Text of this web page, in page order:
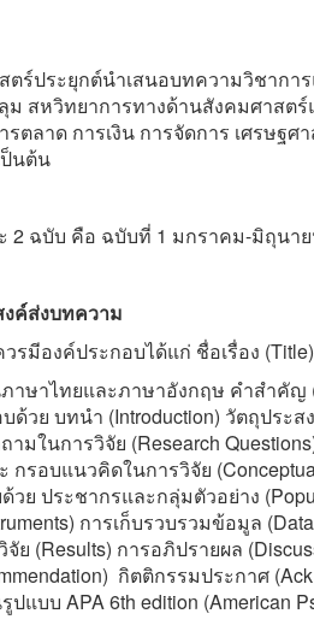
ตร์ประยุกต์นำเสนอบทความวิชากา
สหวิทยาการทางด้านสังคมศาสต
รตลาด การเงิน การจัดการ เศรษ
นต้น
2 ฉบับ คือ ฉบับที่ 1 มกราคม-มิถุน
ค์ส่งบทความ
วรมีองค์ประกอบได้แก่ ชื่อเรื่อง
าษาไทยและภาษาอังกฤษ คำสำคัญ
วย บทนำ (Introduction) วัตถุประส
ามในการวิจัย (Research
กรอบแนวคิดในการวิจัย
วย ประชากรและกลุ่มตัวอย่าง
การเก็บรวบรวมข้อมูล
จัย (Results) การอภิปรายผล
กิตติกรรมประกาศ
ปแบบ APA 6th edition (American